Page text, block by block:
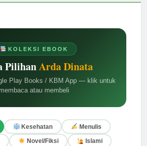
KOLEKSI EBOOK
PilihanArda Dinata
Play Books / KBM App — klik untuk
membaca atau membeli
Kesehatan Menulis
Novel/Fiksi Islami